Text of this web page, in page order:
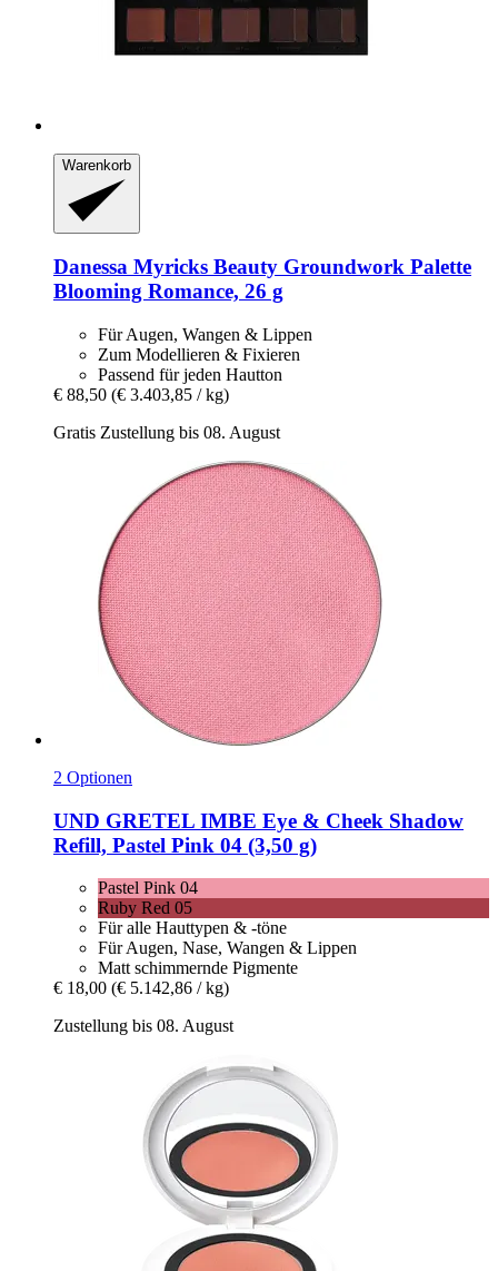
Warenkorb
Danessa Myricks Beauty Groundwork Palette
Blooming Romance, 26 g
Für Augen, Wangen & Lippen
Zum Modellieren & Fixieren
Passend für jeden Hautton
€ 88,50 (€ 3.403,85 / kg)
Gratis Zustellung bis 08. August
2 Optionen
UND GRETEL IMBE Eye & Cheek Shadow
Refill, Pastel Pink 04 (3,50 g)
Pastel Pink 04
Ruby Red 05
Für alle Hauttypen & -töne
Für Augen, Nase, Wangen & Lippen
Matt schimmernde Pigmente
€ 18,00 (€ 5.142,86 / kg)
Zustellung bis 08. August